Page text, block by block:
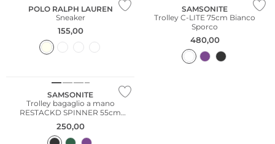
POLO RALPH LAUREN
Sneaker
155,00
SAMSONITE
Trolley C-LITE 75cm Bianco
Sporco
480,00
SAMSONITE
Trolley bagaglio a mano
RESTACKD SPINNER 55cm
espandibile Black
250,00